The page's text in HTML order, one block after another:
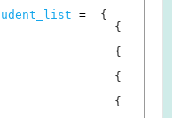
=
{
{
{
{
{